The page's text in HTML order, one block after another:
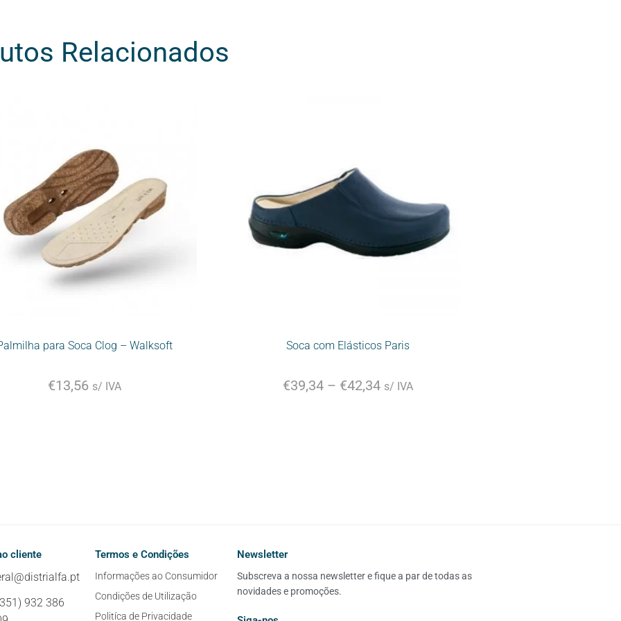
Relacionados
para Soca Clog – Walksoft
€13,56 s/ IVA
Soca com Elásticos Paris
€39,34 – €42,34 s/ IVA
cliente
932 386
Termos e Condições
Informações ao Consumidor
Condições de Utilização
Politíca de Privacidade
Newsletter
Subscreva a nossa newsletter e fique a par de todas as
novidades e promoções.